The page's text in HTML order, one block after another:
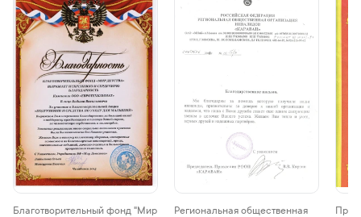
Благотворительный фонд "Мир
Региональная общественная